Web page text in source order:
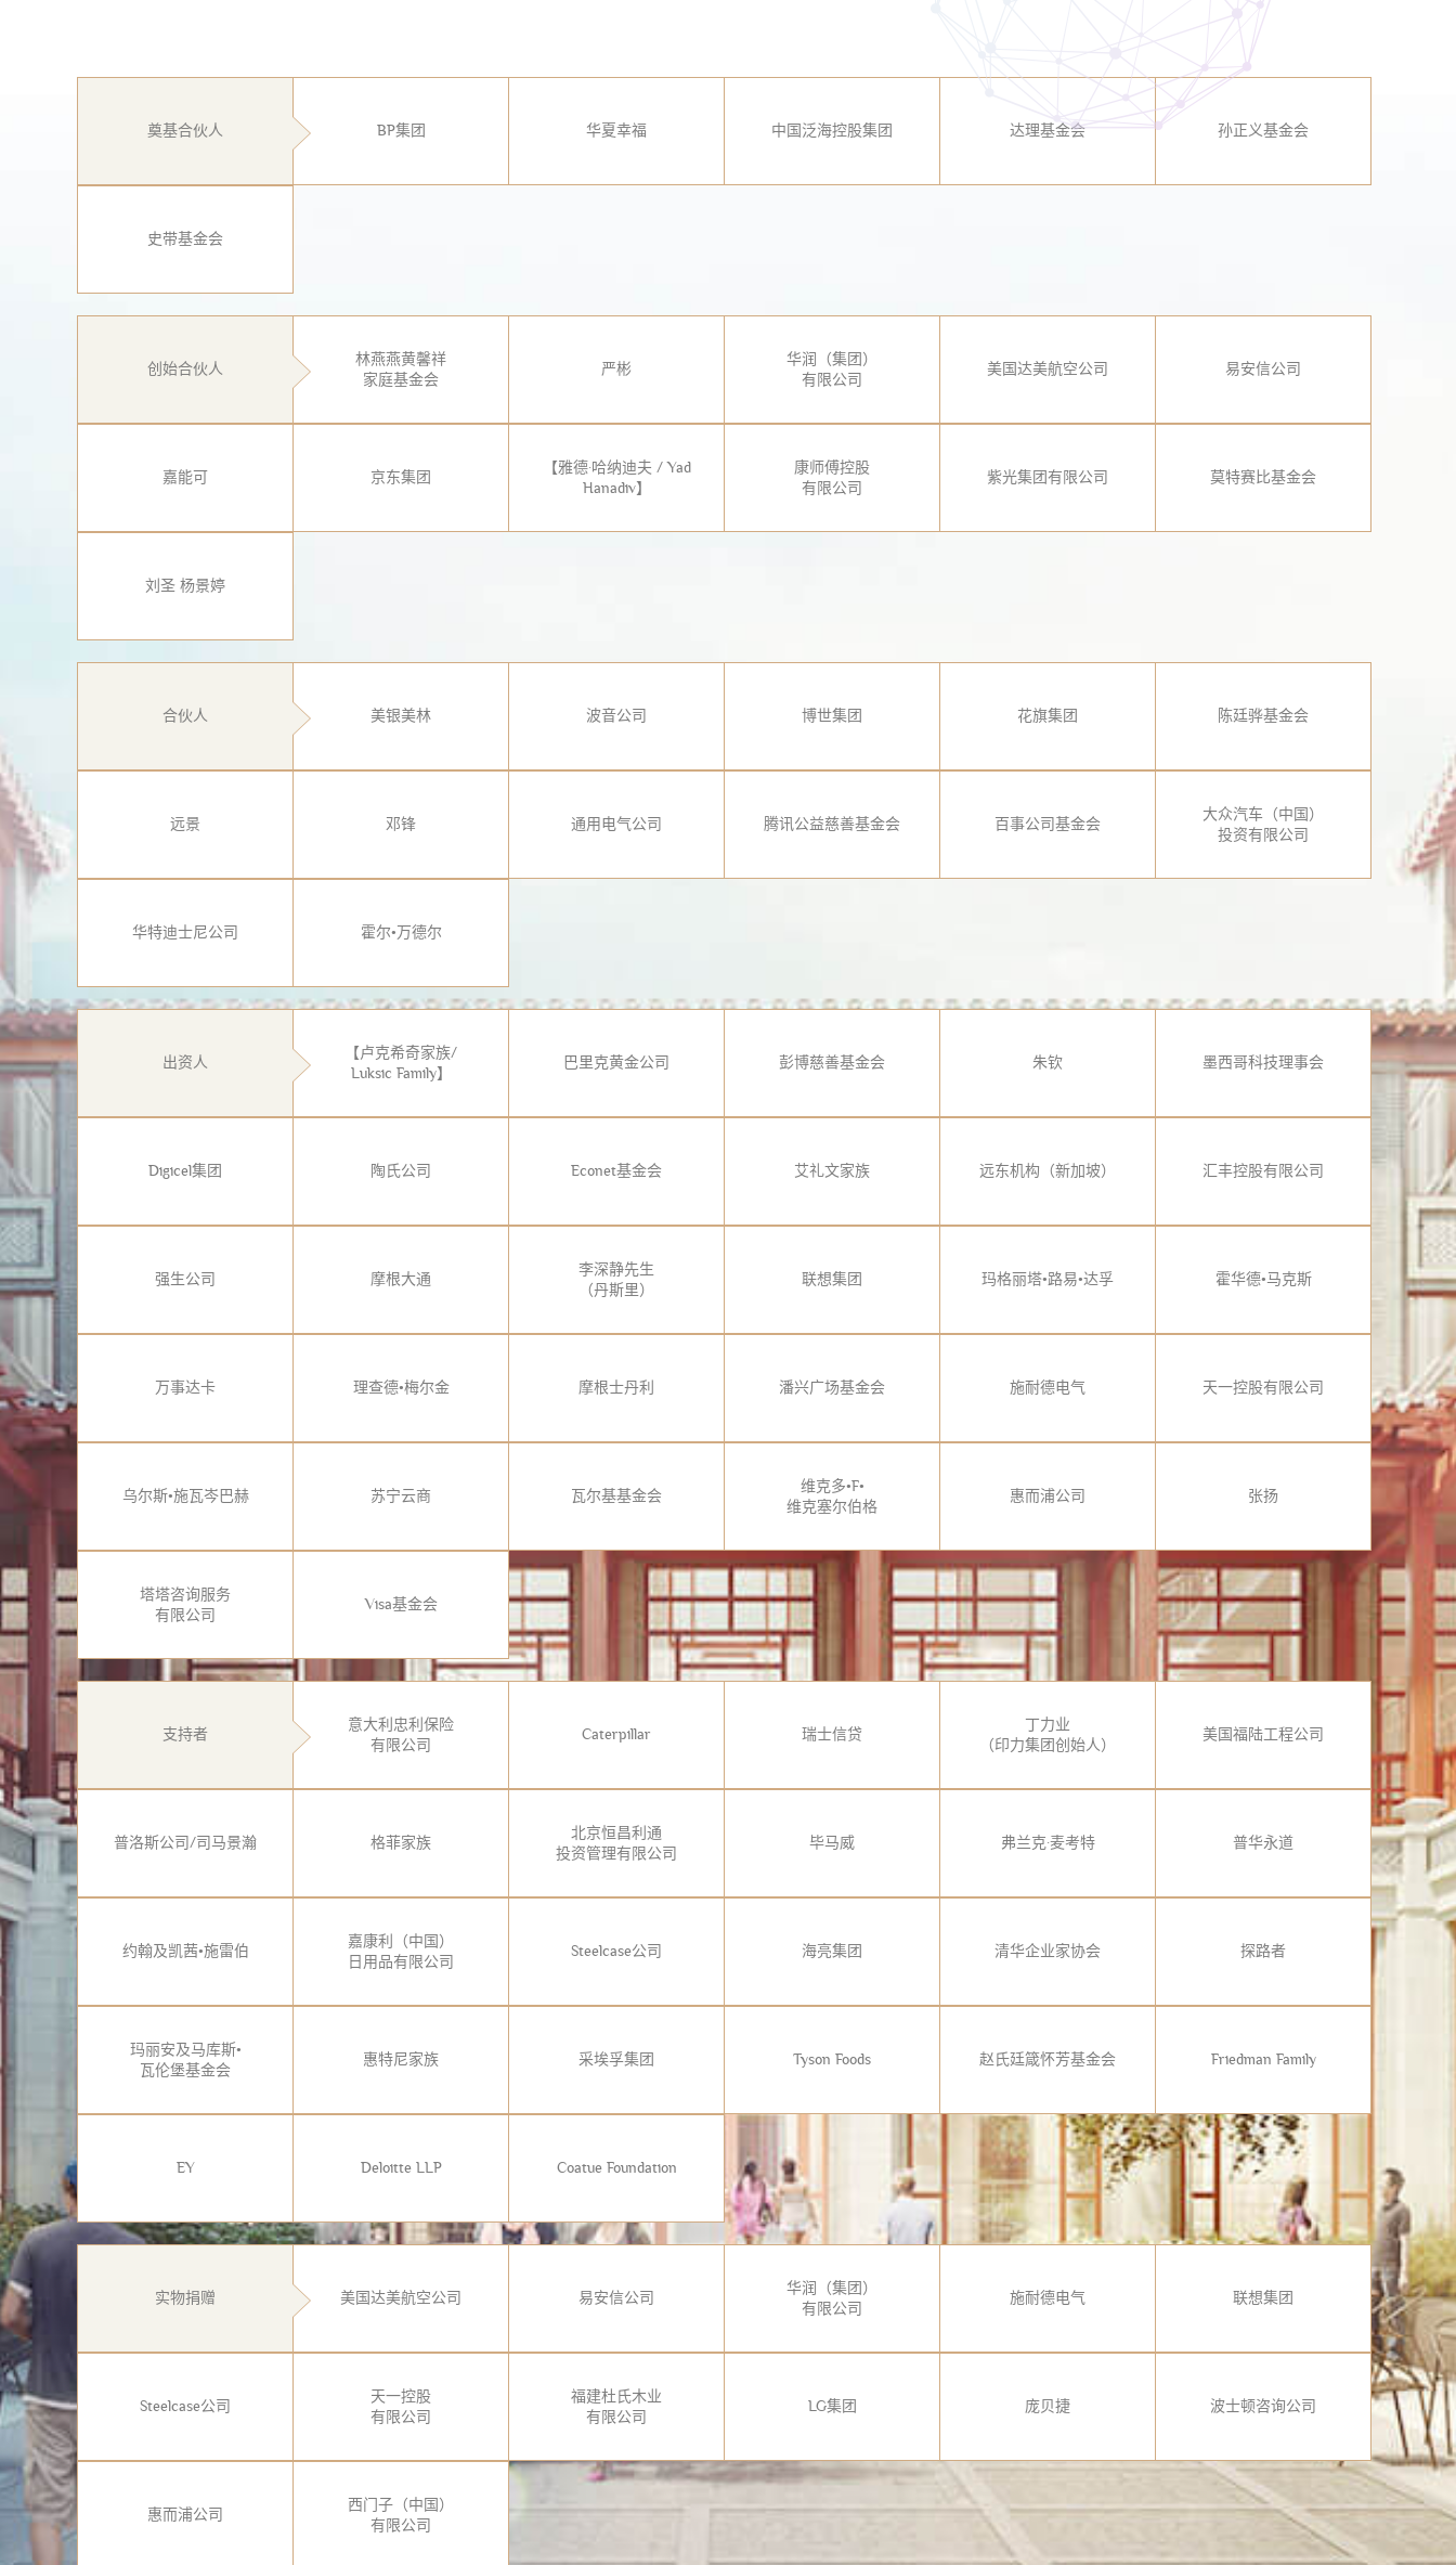
奠基合伙人 BP集团 华夏幸福 中国泛海控股集团 达理基金会 孙正义基金会
史带基金会
创始合伙人
林燕燕黄馨祥
家庭基金会
严彬
华润（集团）
有限公司
美国达美航空公司 易安信公司
嘉能可 京东集团
【雅德·哈纳迪夫 / Yad
Hanadiv】
康师傅控股
有限公司
紫光集团有限公司 莫特赛比基金会
刘圣 杨景婷
合伙人 美银美林 波音公司 博世集团 花旗集团 陈廷骅基金会
远景 邓锋 通用电气公司 腾讯公益慈善基金会 百事公司基金会
大众汽车（中国）
投资有限公司
华特迪士尼公司 霍尔•万德尔
出资人
【卢克希奇家族/
Luksic Family】
巴里克黄金公司 彭博慈善基金会 朱钦 墨西哥科技理事会
Digicel集团 陶氏公司 Econet基金会 艾礼文家族 远东机构（新加坡） 汇丰控股有限公司
强生公司 摩根大通
李深静先生
（丹斯里）
联想集团 玛格丽塔•路易•达孚 霍华德•马克斯
万事达卡 理查德•梅尔金 摩根士丹利 潘兴广场基金会 施耐德电气 天一控股有限公司
乌尔斯•施瓦岑巴赫 苏宁云商 瓦尔基基金会
维克多•F•
维克塞尔伯格
惠而浦公司 张扬
塔塔咨询服务
有限公司
Visa基金会
支持者
意大利忠利保险
有限公司
Caterpillar 瑞士信贷
丁力业
（印力集团创始人）
美国福陆工程公司
普洛斯公司/司马景瀚 格菲家族
北京恒昌利通
投资管理有限公司
毕马威 弗兰克·麦考特 普华永道
约翰及凯茜•施雷伯
嘉康利（中国）
日用品有限公司
Steelcase公司 海亮集团 清华企业家协会 探路者
玛丽安及马库斯•
瓦伦堡基金会
惠特尼家族 采埃孚集团 Tyson Foods 赵氏廷箴怀芳基金会 Friedman Family
EY Deloitte LLP Coatue Foundation
实物捐赠 美国达美航空公司 易安信公司
华润（集团）
有限公司
施耐德电气 联想集团
Steelcase公司
天一控股
有限公司
福建杜氏木业
有限公司
LG集团 庞贝捷 波士顿咨询公司
惠而浦公司
西门子（中国）
有限公司